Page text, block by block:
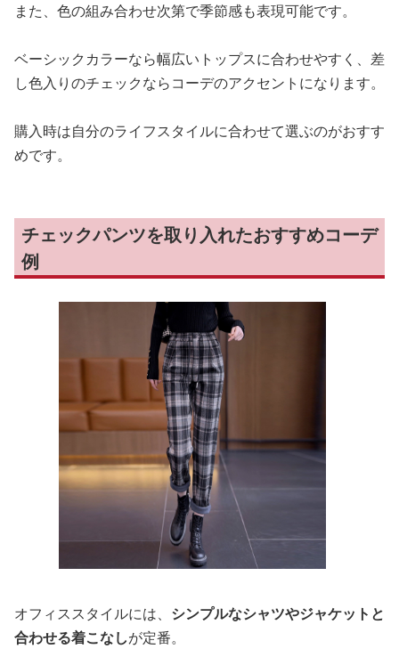
また、色の組み合わせ次第で季節感も表現可能です。
ベーシックカラーなら幅広いトップスに合わせやすく、差
し色入りのチェックならコーデのアクセントになります。
購入時は自分のライフスタイルに合わせて選ぶのがおすす
めです。
チェックパンツを取り入れたおすすめコーデ
例
オフィススタイルには、 シンプルなシャツやジャケットと
合わせる着こなしが定番。